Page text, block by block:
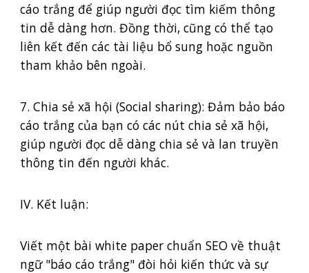
cáo trắng để giúp người đọc tìm kiếm thông
tin dễ dàng hơn. Đồng thời, cũng có thể tạo
liên kết đến các tài liệu bổ sung hoặc nguồn
tham khảo bên ngoài.
7. Chia sẻ xã hội (Social sharing): Đảm bảo báo
cáo trắng của bạn có các nút chia sẻ xã hội,
giúp người đọc dễ dàng chia sẻ và lan truyền
thông tin đến người khác.
IV. Kết luận:
Viết một bài white paper chuẩn SEO về thuật
ngữ "báo cáo trắng" đòi hỏi kiến thức và sự